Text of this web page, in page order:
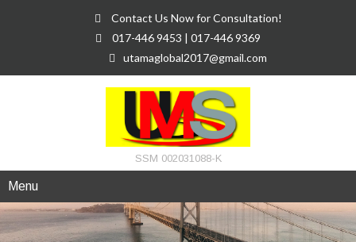
Contact Us Now for Consultation!
017-446 9453 | 017-446 9369
utamaglobal2017@gmail.com
SSM 002031088-K
Menu